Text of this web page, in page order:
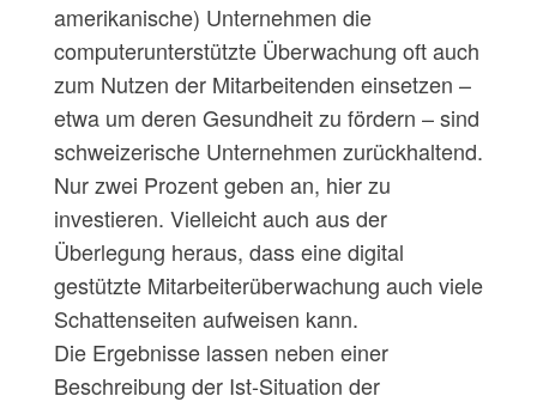
amerikanische) Unternehmen die
computerunterstützte Überwachung oft auch
zum Nutzen der Mitarbeitenden einsetzen –
etwa um deren Gesundheit zu fördern – sind
schweizerische Unternehmen zurückhaltend.
Nur zwei Prozent geben an, hier zu
investieren. Vielleicht auch aus der
Überlegung heraus, dass eine digital
gestützte Mitarbeiterüberwachung auch viele
Schattenseiten aufweisen kann.
Die Ergebnisse lassen neben einer
Beschreibung der Ist-Situation der